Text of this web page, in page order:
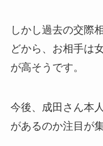
しかし過去の交際
どから、お相手は
が高そうです。
今後、成田さん本
があるのか注目が